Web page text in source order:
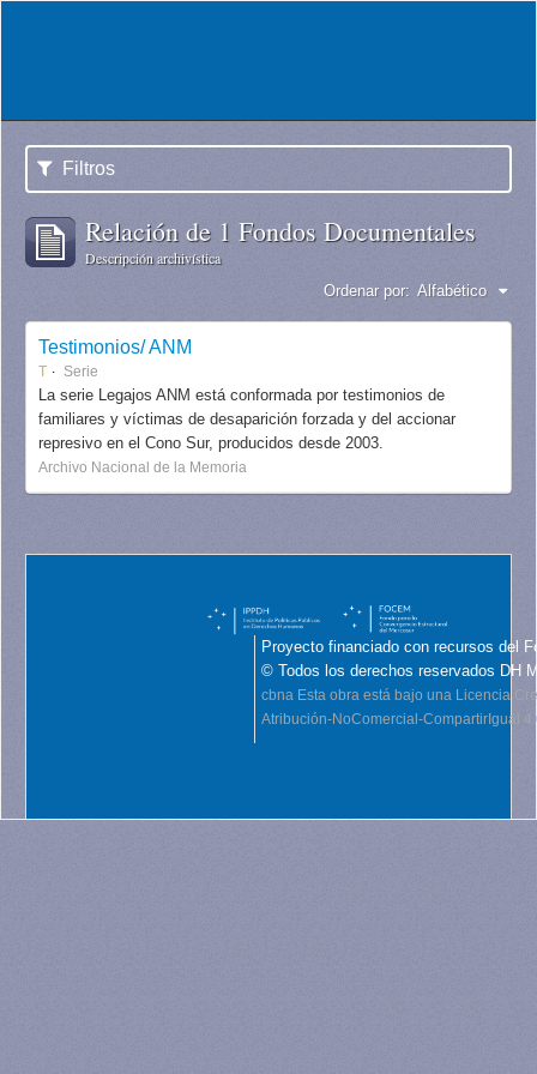
Filtros
Relación de 1 Fondos Documentales
Descripción archivística
Ordenar por: Alfabético
Testimonios/ ANM
T Serie
La serie Legajos ANM está conformada por testimonios de
familiares y víctimas de desaparición forzada y del accionar
represivo en el Cono Sur, producidos desde 2003.
Archivo Nacional de la Memoria
Proyecto financiado con recursos del
© Todos los derechos reservados DH
cbna Esta obra está bajo una Licencia
Atribución-NoComercial-CompartirIgual